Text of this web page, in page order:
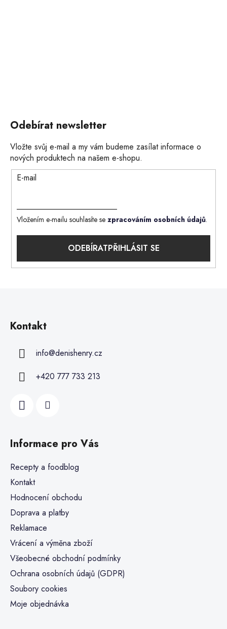
Odebírat newsletter
Vložte svůj e-mail a my vám budeme zasílat informace o
nových produktech na našem e-shopu.
E-mail
Vložením e-mailu souhlasíte se zpracováním osobních údajů.
PŘIHLÁSIT SE
Kontakt
info@denishenry.cz
+420 777 733 213
Informace pro Vás
Recepty a foodblog
Kontakt
Hodnocení obchodu
Doprava a platby
Reklamace
Vrácení a výměna zboží
Všeobecné obchodní podmínky
Ochrana osobních údajů (GDPR)
Soubory cookies
Moje objednávka